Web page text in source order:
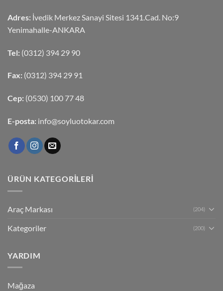
Adres: İvedik Merkez Sanayi Sitesi 1341.Cad. No:9
Yenimahalle-ANKARA
Tel: (0312) 394 29 90
Fax: (0312) 394 29 91
Cep: (0530) 100 77 48
E-posta: info@soyluotokar.com
ÜRÜN KATEGORILERI
Araç Markası (204)
Kategoriler (200)
YARDIM
Mağaza